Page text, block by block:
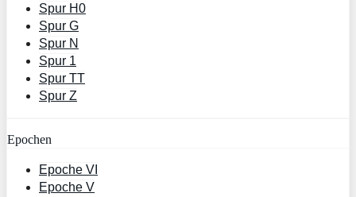
Spur H0
Spur G
Spur N
Spur 1
Spur TT
Spur Z
Epochen
Epoche VI
Epoche V